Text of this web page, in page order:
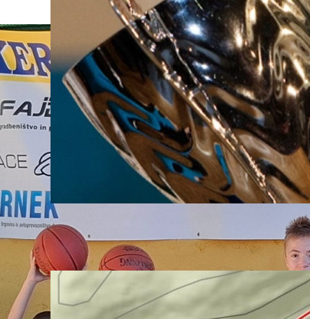
Natalija Gros: Vsaka zase nikoli ne
bi prišla tako daleč, kot smo skupaj
04. August, 2026 PZS